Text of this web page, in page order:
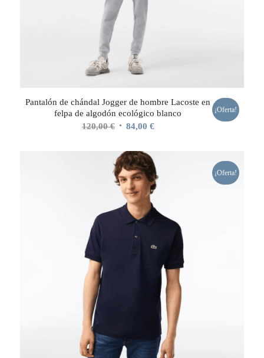
Pantalón de chándal Jogger de hombre Lacoste en
felpa de algodón ecológico blanco
120,00€ El
original
era:
120,00 €.
84,00 €El
es:
84,00 €.
¡Oferta!
¡Oferta!